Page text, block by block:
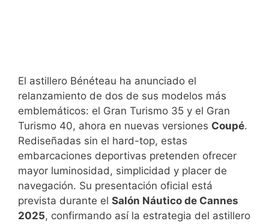
El astillero Bénéteau ha anunciado el
relanzamiento de dos de sus modelos más
emblemáticos: el Gran Turismo 35 y el Gran
Turismo 40, ahora en nuevas versiones Coupé.
Rediseñadas sin el hard-top, estas
embarcaciones deportivas pretenden ofrecer
mayor luminosidad, simplicidad y placer de
navegación. Su presentación oficial está
prevista durante el Salón Náutico de Cannes
2025, confirmando así la estrategia del astillero